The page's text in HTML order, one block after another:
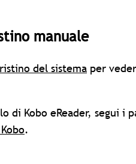
manuale
del sistema per
di Kobo eReader, segui i
.